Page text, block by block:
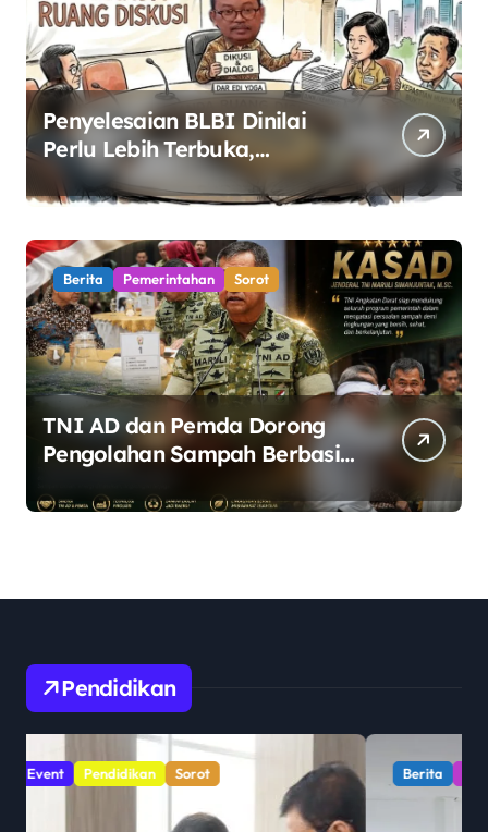
Penyelesaian BLBI Dinilai
Perlu Lebih Terbuka,
Pemerintah Diminta Buka
Ruang Dialog
Berita Pemerintahan Sorot
TNI AD dan Pemda Dorong
Pengolahan Sampah Berbasis
Pendidikan
Berita Pemerintahan Pendidikan Sorot